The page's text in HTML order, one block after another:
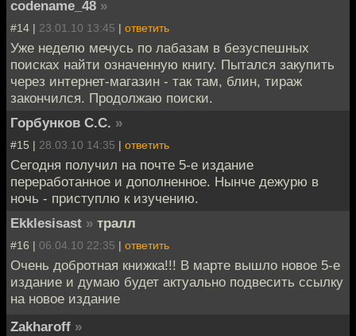
codename_48 »
#14 | 23.01.10 13:45 | ответить
Уже неделю мечусь по лабазам в безуспешных
поисках найти означенную книгу. Пытался закупить
через интернет-магазин - так там, блин, тираж
закончился. Продолжаю поиски.
Горбунков С.С. »
#15 | 28.03.10 14:35 | ответить
Сегодня получил на почте 5-е издание
переработанное и дополненное. Нынче дежурю в
ночь - приступлю к изучению.
Ekklesisast » тралл
#16 | 06.04.10 22:35 | ответить
Очень добротная книжка!!! В марте вышло новое 5-е
издание и думаю будет актуально подвесить ссылку
на новое издание
Zakharoff »